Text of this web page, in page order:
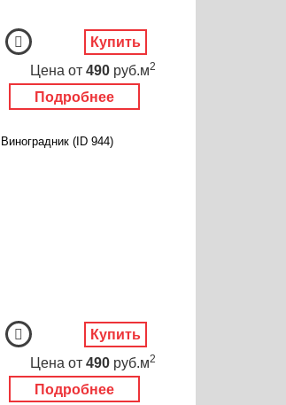
Подробнее
Цена от 490 руб.м2
Купить
Виноградник (ID 944)
Подробнее
Цена от 490 руб.м2
Купить